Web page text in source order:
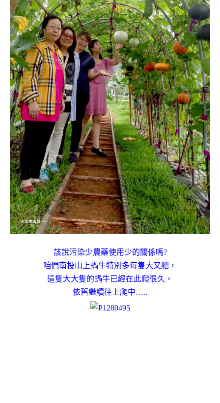
該說污染少農藥使用少的關係嗎?
咱們南投山上蝸牛特別多每隻大又肥，
這隻大大隻的蝸牛已經在此爬很久，
依舊繼續往上爬中…..